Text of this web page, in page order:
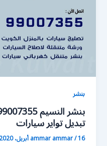
بنشر
تبديل تواير سيارات
ammar ammar/16 أبريل، 2020